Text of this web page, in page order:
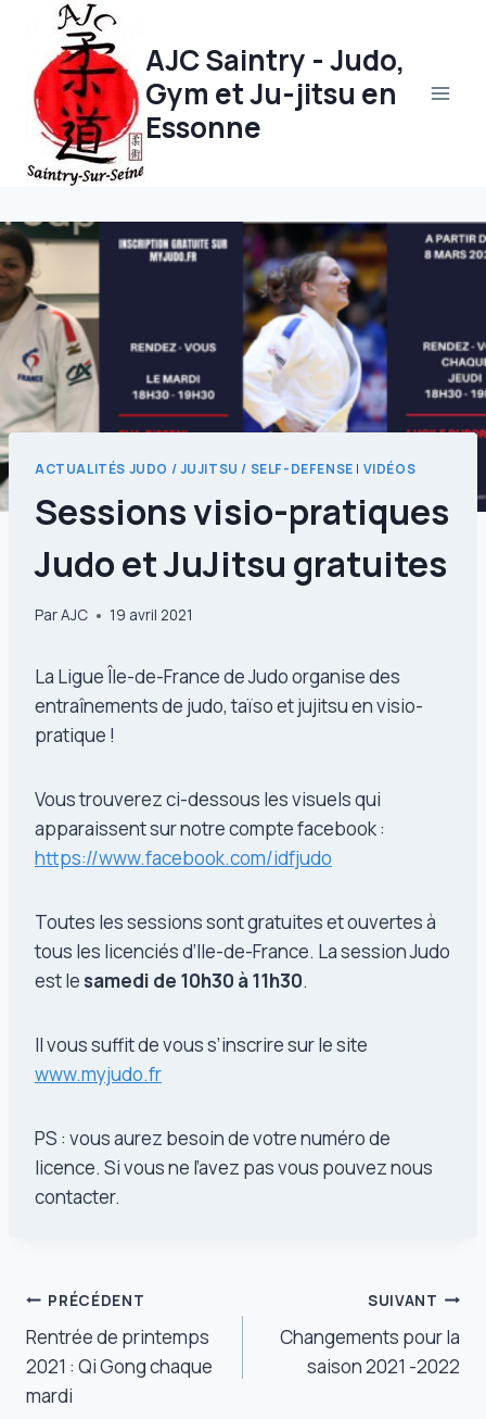
contenu
AJC Saintry - Judo,
Gym et Ju-jitsu en
Essonne
ACTUALITÉS JUDO / JUJITSU / SELF-DEFENSE | VIDÉOS
Sessions visio-pratiques
Judo et JuJitsu gratuites
ParAJC 19 avril 2021
La Ligue Île-de-France de Judo organise des
entraînements de judo, taïso et jujitsu en visio-
pratique !
Vous trouverez ci-dessous les visuels qui
apparaissent sur notre compte facebook :
https://www.facebook.com/idfjudo
Toutes les sessions sont gratuites et ouvertes à
tous les licenciés d’Ile-de-France. La session Judo
est le samedi de 10h30 à 11h30.
Il vous suffit de vous s’inscrire sur le site
www.myjudo.fr
PS : vous aurez besoin de votre numéro de
licence. Si vous ne l’avez pas vous pouvez nous
contacter.
Navigation
de
l’article
PRÉCÉDENT
Rentrée de printemps
2021 : Qi Gong chaque
mardi
SUIVANT
Changements pour la
saison 2021 -2022